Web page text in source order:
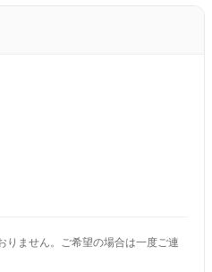
ません。ご希望の場合は一度ご連